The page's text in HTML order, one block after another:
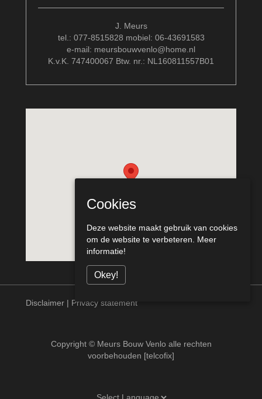
J. Meurs
tel.: 077-8515828 mobiel: 06-43691583
e-mail: meursbouwvenlo@home.nl
K.v.K. 747400067 Btw. nr.: NL160811557B01
Disclaimer | Privacy statement
Copyright © Meurs Bouw Venlo alle rechten
voorbehouden [telcofix]
Cookies
Deze website maakt gebruik van cookies
om de website te verbeteren. Meer
informatie!
Okey!